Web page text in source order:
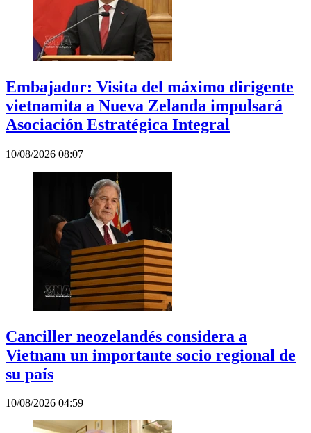
Embajador: Visita del máximo dirigente
vietnamita a Nueva Zelanda impulsará
Asociación Estratégica Integral
10/08/2026 08:07
Canciller neozelandés considera a
Vietnam un importante socio regional de
su país
10/08/2026 04:59